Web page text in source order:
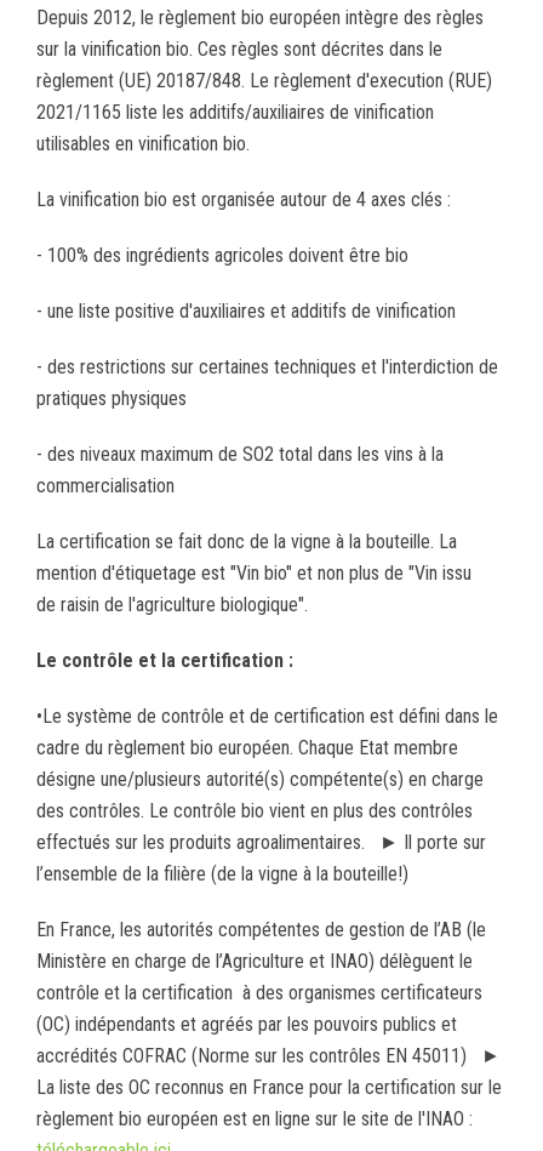
Depuis 2012, le règlement bio européen intègre des règles
sur la vinification bio. Ces règles sont décrites dans le
règlement (UE) 20187/848. Le règlement d'execution (RUE)
2021/1165 liste les additifs/auxiliaires de vinification
utilisables en vinification bio.
La vinification bio est organisée autour de 4 axes clés :
- 100% des ingrédients agricoles doivent être bio
- une liste positive d'auxiliaires et additifs de vinification
- des restrictions sur certaines techniques et l'interdiction de
pratiques physiques
- des niveaux maximum de SO2 total dans les vins à la
commercialisation
La certification se fait donc de la vigne à la bouteille. La
mention d'étiquetage est "Vin bio" et non plus de "Vin issu
de raisin de l'agriculture biologique".
Le contrôle et la certification :
•Le système de contrôle et de certification est défini dans le
cadre du règlement bio européen. Chaque Etat membre
désigne une/plusieurs autorité(s) compétente(s) en charge
des contrôles. Le contrôle bio vient en plus des contrôles
effectués sur les produits agroalimentaires. ► Il porte sur
l’ensemble de la filière (de la vigne à la bouteille!)
En France, les autorités compétentes de gestion de l’AB (le
Ministère en charge de l’Agriculture et INAO) délèguent le
contrôle et la certification à des organismes certificateurs
(OC) indépendants et agréés par les pouvoirs publics et
accrédités COFRAC (Norme sur les contrôles EN 45011) ►
La liste des OC reconnus en France pour la certification sur le
règlement bio européen est en ligne sur le site de l'INAO :